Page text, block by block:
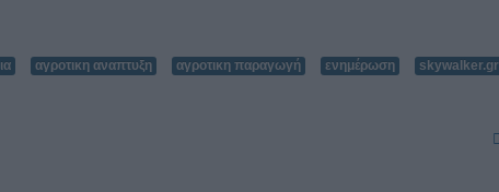
αγροτικη αναπτυξη αγροτικη παραγωγή ενημέρωση skywalker.gr